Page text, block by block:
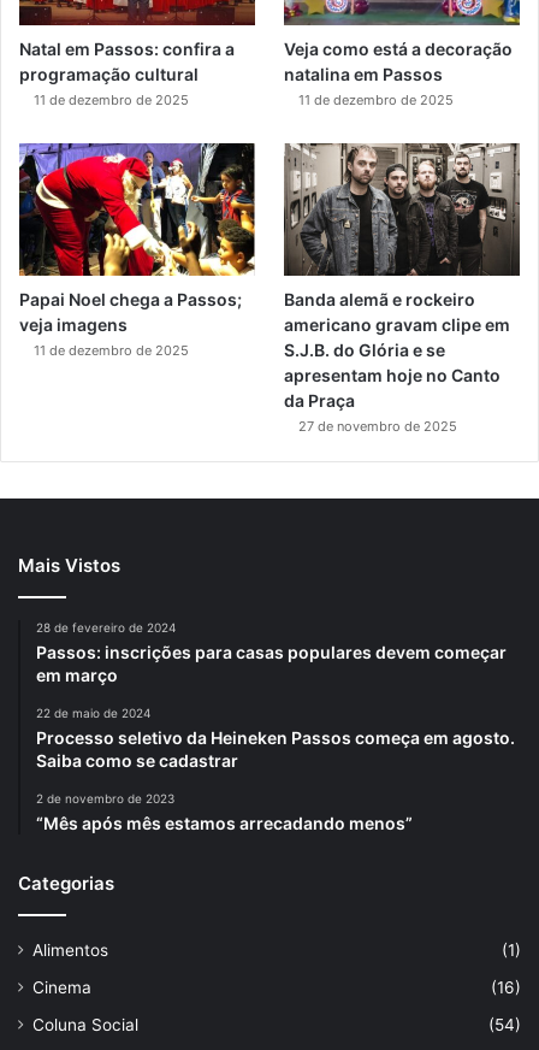
Natal em Passos: confira a
programação cultural
11 de dezembro de 2025
Veja como está a decoração
natalina em Passos
11 de dezembro de 2025
Papai Noel chega a Passos;
veja imagens
11 de dezembro de 2025
Banda alemã e rockeiro
americano gravam clipe em
S.J.B. do Glória e se
apresentam hoje no Canto
da Praça
27 de novembro de 2025
Mais Vistos
28 de fevereiro de 2024
Passos: inscrições para casas populares devem começar
em março
22 de maio de 2024
Processo seletivo da Heineken Passos começa em agosto.
Saiba como se cadastrar
2 de novembro de 2023
“Mês após mês estamos arrecadando menos”
Categorias
Alimentos
(1)
Cinema
(16)
Coluna Social
(54)